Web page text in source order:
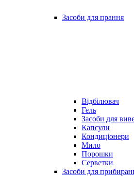
Засоби для прання
Відбілювач
Гель
Засоби для
Капсули
Кондиціонери
Мило
Порошки
Серветки
Засоби для